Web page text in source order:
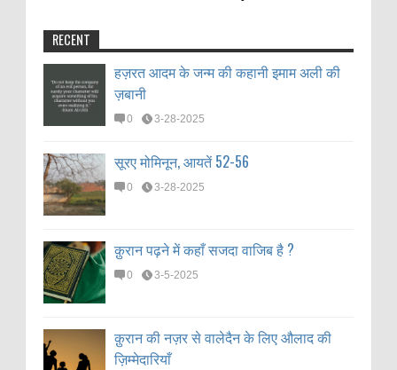
RECENT
हज़रत आदम के जन्म की कहानी इमाम अली की
ज़बानी
0 3-28-2025
सूरए मोमिनून, आयतें 52-56
0 3-28-2025
क़ुरान पढ़ने में कहाँ सजदा वाजिब है ?
0 3-5-2025
क़ुरान की नज़र से वालेदैन के लिए औलाद की
ज़िम्मेदारियाँ